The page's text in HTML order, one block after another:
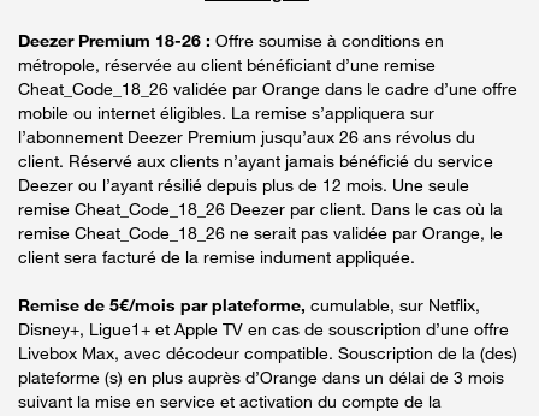
Deezer Premium 18-26 : Offre soumise à conditions en
métropole, réservée au client bénéficiant d’une remise
Cheat_Code_18_26 validée par Orange dans le cadre d’une offre
mobile ou internet éligibles. La remise s’appliquera sur
l’abonnement Deezer Premium jusqu’aux 26 ans révolus du
client. Réservé aux clients n’ayant jamais bénéficié du service
Deezer ou l’ayant résilié depuis plus de 12 mois. Une seule
remise Cheat_Code_18_26 Deezer par client. Dans le cas où la
remise Cheat_Code_18_26 ne serait pas validée par Orange, le
client sera facturé de la remise indument appliquée.
Remise de 5€/mois par plateforme, cumulable, sur Netflix,
Disney+, Ligue1+ et Apple TV en cas de souscription d’une offre
Livebox Max, avec décodeur compatible. Souscription de la (des)
plateforme (s) en plus auprès d’Orange dans un délai de 3 mois
suivant la mise en service et activation du compte de la